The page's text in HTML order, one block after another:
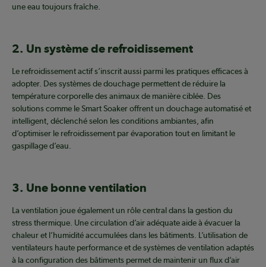
une eau toujours fraîche.
2. Un système de refroidissement
Le refroidissement actif s’inscrit aussi parmi les pratiques efficaces à
adopter. Des systèmes de douchage permettent de réduire la
température corporelle des animaux de manière ciblée. Des
solutions comme le Smart Soaker offrent un douchage automatisé et
intelligent, déclenché selon les conditions ambiantes, afin
d’optimiser le refroidissement par évaporation tout en limitant le
gaspillage d’eau.
3. Une bonne ventilation
La ventilation joue également un rôle central dans la gestion du
stress thermique. Une circulation d’air adéquate aide à évacuer la
chaleur et l’humidité accumulées dans les bâtiments. L’utilisation de
ventilateurs haute performance et de systèmes de ventilation adaptés
à la configuration des bâtiments permet de maintenir un flux d’air